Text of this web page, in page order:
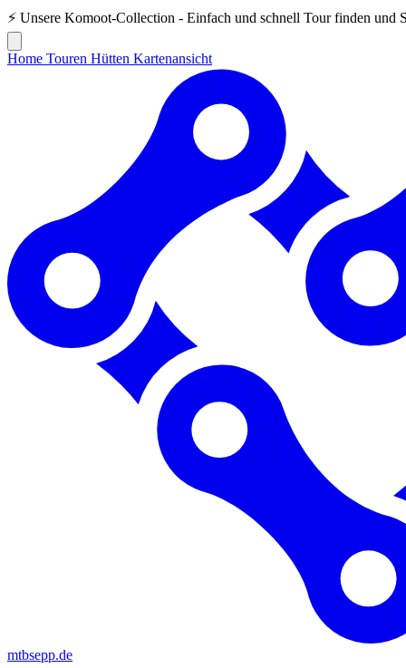
⚡ Unsere Komoot-Collection - Einfach und schnell Tour finden und
Home Touren Hütten Kartenansicht
mtbsepp.de